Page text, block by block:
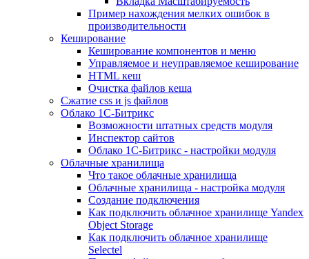
Пример нахождения мелких ошибок в
производительности
Кеширование
Кеширование компонентов и меню
Управляемое и неуправляемое кеширование
HTML кеш
Очистка файлов кеша
Сжатие css и js файлов
Облако 1С-Битрикс
Возможности штатных средств модуля
Инспектор сайтов
Облако 1С-Битрикс - настройки модуля
Облачные хранилища
Что такое облачные хранилища
Облачные хранилища - настройка модуля
Создание подключения
Как подключить облачное хранилище Yandex
Object Storage
Как подключить облачное хранилище
Selectel